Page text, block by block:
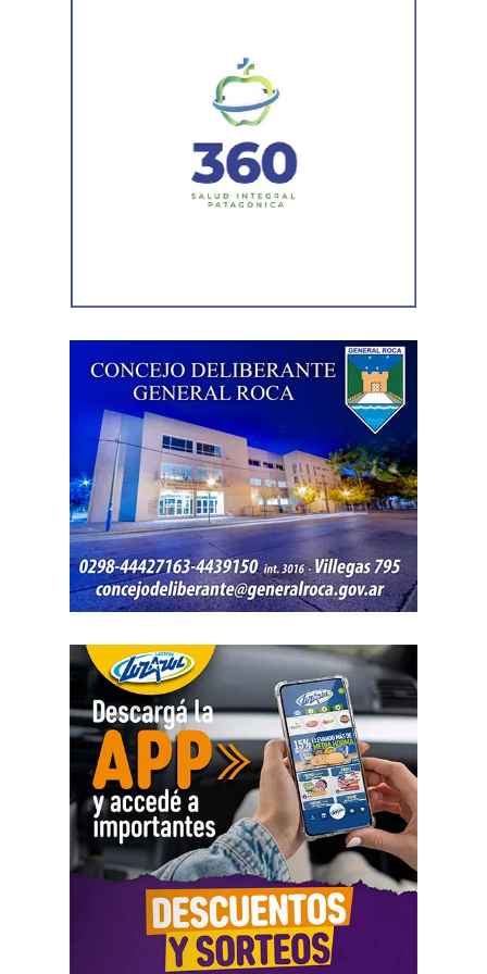
La Agencia de Recaudación y Control Aduanero sumó
más piezas. Según la sentencia,
el progenitor aparecía
registrado como socio, gerente o administrador en
distintas firmas. A esa información se agregó un
ni qué parte correspondía al progenitor.
La jueza también examinó una certificación contable que
él mismo presentó. Ese documento informó un promedio
de ingresos durante un período determinado y consignó
una relación laboral con una de las empresas. El fallo
aclaró que esos datos no reflejaban necesariamente la
totalidad de los recursos, ya que existían otras
participaciones comerciales acreditadas en la causa.
El informe bancario añadió otro elemento. La cuenta
saldos durante varios meses. La sentencia tomó esos
movimientos como parte del análisis patrimonial, aunque
no los consideró suficientes para establecer por sí solos
una cifra definitiva.
Las declaraciones testimoniales completaron el cuadro.
Varias personas hablaron sobre locales gastronómicos,
viajes al exterior, vehículos y nivel de vida. Otro
testimonio mencionó la relación del progenitor con una
empresa que ocupaba un inmueble comercial.
Aun con ese conjunto de pruebas, la jueza señaló que
faltó documentación contable específica. También